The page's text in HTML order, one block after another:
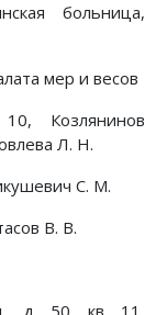
больница,
мер и весов
Козлянинов
Л. Н.
С. М.
В. В.